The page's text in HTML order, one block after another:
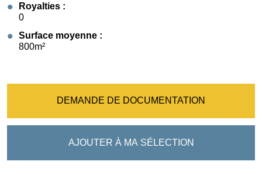
Royalties :
0
Surface moyenne :
800m²
DEMANDE DE DOCUMENTATION
AJOUTER À MA SÉLECTION